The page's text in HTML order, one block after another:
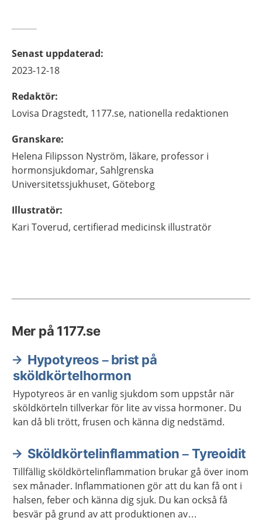
Senast uppdaterad:
2023-12-18
Redaktör:
Lovisa Dragstedt, 1177.se, nationella redaktionen
Granskare:
Helena Filipsson Nyström, läkare, professor i
hormonsjukdomar, Sahlgrenska
Universitetssjukhuset, Göteborg
Illustratör:
Kari Toverud, certifierad medicinsk illustratör
Mer på 1177.se
Hypotyreos – brist på
sköldkörtelhormon
Hypotyreos är en vanlig sjukdom som uppstår när
sköldkörteln tillverkar för lite av vissa hormoner. Du
kan då bli trött, frusen och känna dig nedstämd.
Sköldkörtelinflammation – Tyreoidit
Tillfällig sköldkörtelinflammation brukar gå över inom
sex månader. Inflammationen gör att du kan få ont i
halsen, feber och känna dig sjuk. Du kan också få
besvär på grund av att produktionen av